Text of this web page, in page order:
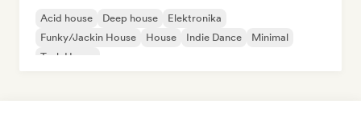
Acid house Deep house
Elektronika
Funky/Jackin House
House Indie Dance
Minimal
Tech House